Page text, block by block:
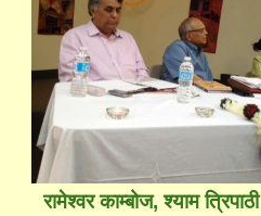
रामेश्वर काम्बोज, श्याम